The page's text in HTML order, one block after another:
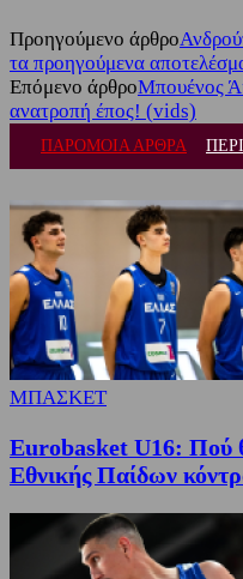
Προηγούμενο άρθρο
τα προηγούμενα
Επόμενο άρθροΜπουένος
ανατροπή έπος! (vids)
ΠΑΡΟΜΟΙΑ ΑΡΘΡΑ
ΜΠΑΣΚΕΤ
Eurobasket U16: Πού
Εθνικής Παίδων